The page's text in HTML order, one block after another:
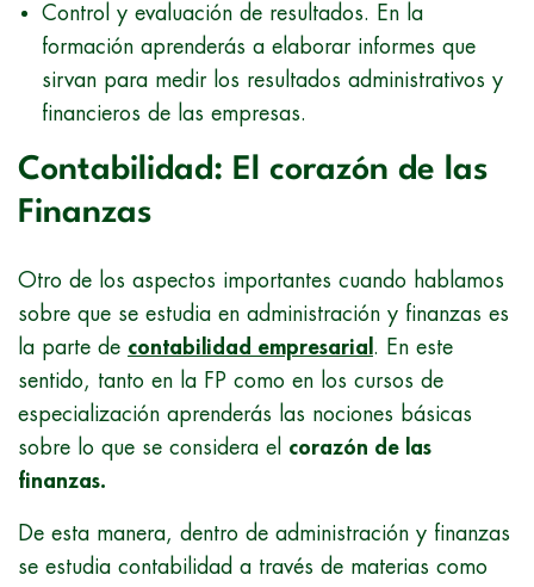
Control y evaluación de resultados. En la
formación aprenderás a elaborar informes que
sirvan para medir los resultados administrativos y
financieros de las empresas.
Contabilidad: El corazón de las
Finanzas
Otro de los aspectos importantes cuando hablamos
sobre que se estudia en administración y finanzas es
la parte de contabilidad empresarial . En este
sentido, tanto en la FP como en los cursos de
especialización aprenderás las nociones básicas
sobre lo que se considera el corazón de las
finanzas.
De esta manera, dentro de administración y finanzas
se estudia contabilidad a través de materias como